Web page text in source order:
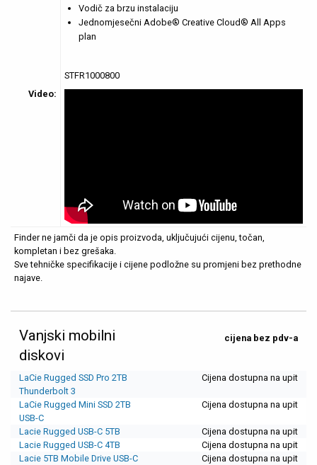
Vodič za brzu instalaciju
Jednomjesečni Adobe® Creative Cloud® All Apps
plan
STFR1000800
Video:
Finder ne jamči da je opis proizvoda, uključujući cijenu, točan,
kompletan i bez grešaka.
Sve tehničke specifikacije i cijene podložne su promjeni bez prethodne
najave.
Vanjski mobilni
diskovi
cijena bez pdv-a
LaCie Rugged SSD Pro 2TB
Thunderbolt 3
Cijena dostupna na upit
LaCie Rugged Mini SSD 2TB
USB-C
Cijena dostupna na upit
Lacie Rugged USB-C 5TB
Cijena dostupna na upit
Lacie Rugged USB-C 4TB
Cijena dostupna na upit
Lacie 5TB Mobile Drive USB-C
Cijena dostupna na upit